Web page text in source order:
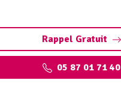
Rappel Gratuit
05 87 01 71 40